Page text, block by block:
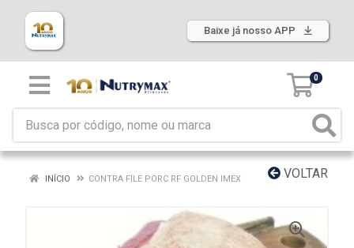
Baixe já nosso APP
0
VOLTAR
INÍCIO CONTRA FILE PORC RF GOLDEN IMEX